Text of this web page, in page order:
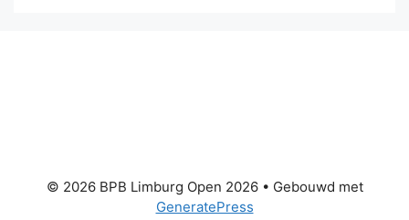
© 2026 BPB Limburg Open 2026• Gebouwd met
GeneratePress